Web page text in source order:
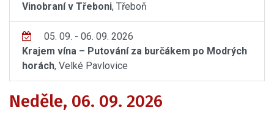
Vinobraní v Třeboni, Třeboň
05. 09. - 06. 09. 2026
Krajem vína – Putování za burčákem po Modrých
horách, Velké Pavlovice
Neděle, 06. 09. 2026